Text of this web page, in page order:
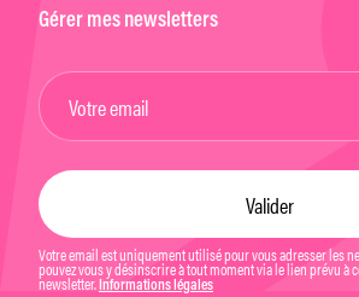
Gérer mes newsletters
Votre email est uniquement utilisé pour vous adresser les
pouvez vous y désinscrire à tout moment via le lien prévu à
newsletter. Informations légales